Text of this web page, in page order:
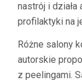
nastrój i
profilaktyki na
Różne salony
autorskie
z peelingami.